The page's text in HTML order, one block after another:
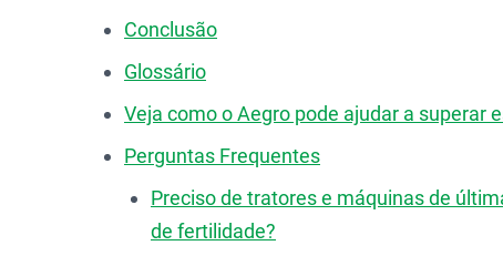
Conclusão
Glossário
Veja como o Aegro pode ajudar a superar
Perguntas Frequentes
Preciso de tratores e máquinas de
de fertilidade?